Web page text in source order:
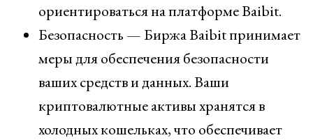
ориентироваться на платформе Baibit.
Безопасность — Биржа Baibit принимает
меры для обеспечения безопасности
ваших средств и данных. Ваши
криптовалютные активы хранятся в
холодных кошельках, что обеспечивает